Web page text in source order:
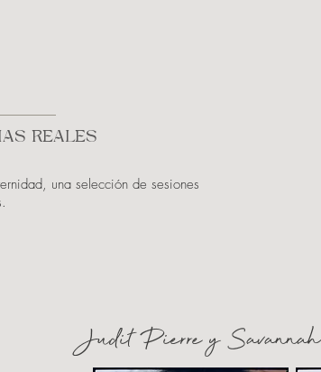
REALES
una selección de sesiones
Judit Pierre y Savannah